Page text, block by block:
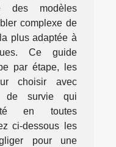
des modèles
complexe de
plus adaptée à
Ce guide
par étape, les
choisir avec
de survie qui
en toutes
ci-dessous les
pour une